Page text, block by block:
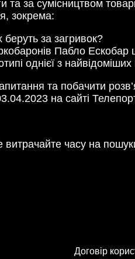
та за сумісництвом
зокрема:
за загривок?
Пабло Ескобар
однієї з
та побачити
на сайті
часу на
Договір